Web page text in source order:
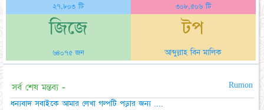
২৭,৮০৩ টি ৩০৮,৫০৬ টি
জিজে
৬৪০৭৫ জন
টপ
আব্দুল্লাহ বিন মালিক
সর্ব শেষ মন্তব্য - Rumon
ধন্যবাদ সবাইকে আমার লেখা গল্পটি পড়ার জন্য ....